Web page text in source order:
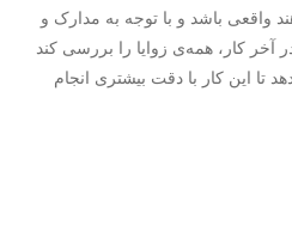
واقعی باشد و با توجه به مدارک و
آخر کار، همه‌ی زوایا را بررسی کند
تا این کار با دقت بیشتری انجام